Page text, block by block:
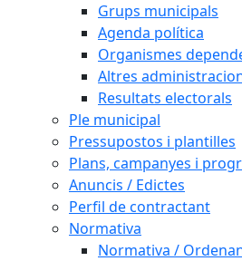
Grups municipals
Agenda política
Organismes
Altres
Resultats electorals
Ple municipal
Pressupostos i plantilles
Plans, campanyes i
Anuncis / Edictes
Perfil de contractant
Normativa
Normativa /